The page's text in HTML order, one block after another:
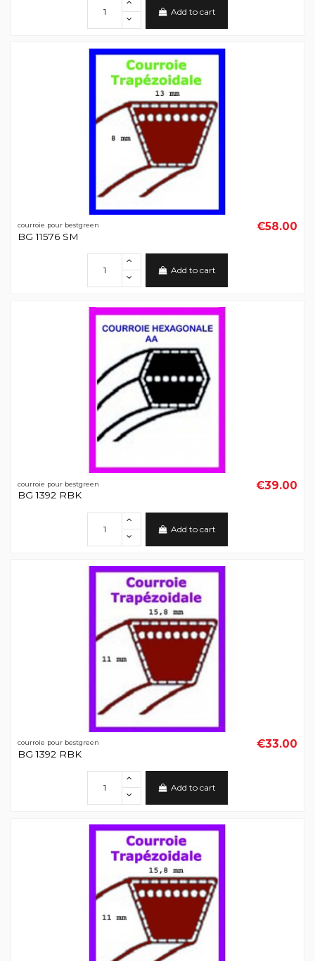
Add to cart
courroie pour bestgreen
BG 11576 SM
€58.00
Add to cart
courroie pour bestgreen
BG 1392 RBK
€39.00
Add to cart
courroie pour bestgreen
BG 1392 RBK
€33.00
Add to cart